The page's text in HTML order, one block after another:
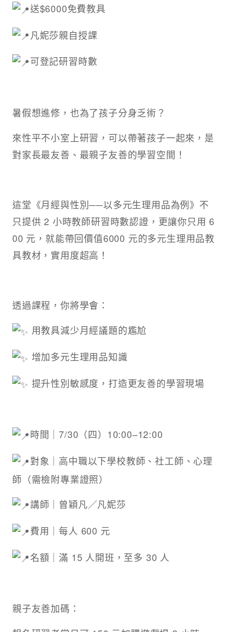
送$6000免費教具
凡妮莎親自授課
可登記研習時數
暑假想進修，也為了孩子分身乏術？
來性平不小室上研習，可以帶著孩子一起來，是
對家長最友善、最親子友善的學習空間！
這堂《月經與性別──以多元生理用品為例》不
只提供 2 小時教師研習時數認證，更讓你只用 6
00 元，就能帶回價值6000 元的多元生理用品教
具教材，實用度超高！
透過課程，你將學會：
用教具減少月經議題的尷尬
增加多元生理用品知識
提升性別敏感度，打造更友善的學習現場
時間｜7/30（四）10:00–12:00
對象｜高中職以下學校教師、社工師、心理
師（需檢附專業證照）
講師｜曾穎凡／凡妮莎
費用｜每人 600 元
名額｜滿 15 人開班，至多 30 人
親子友善加碼：